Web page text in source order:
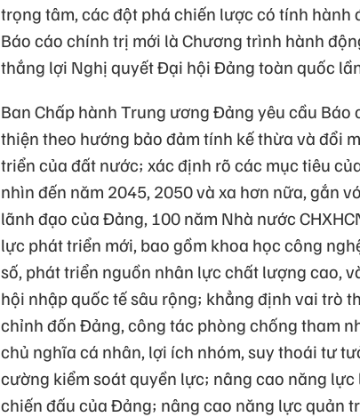
trọng tâm, các đột phá chiến lược có tính hành
Báo cáo chính trị mới là Chương trình hành
thắng lợi Nghị quyết Đại hội Đảng toàn quốc
Ban Chấp hành Trung ương Đảng yêu cầu
thiện theo hướng bảo đảm tính kế thừa và đổi
triển của đất nước; xác định rõ các mục tiêu
nhìn đến năm 2045, 2050 và xa hơn nữa, gắn
lãnh đạo của Đảng, 100 năm Nhà nước
lực phát triển mới, bao gồm khoa học công
số, phát triển nguồn nhân lực chất lượng cao,
hội nhập quốc tế sâu rộng; khẳng định vai trò
chỉnh đốn Đảng, công tác phòng chống tham
chủ nghĩa cá nhân, lợi ích nhóm, suy thoái tư
cường kiểm soát quyền lực; nâng cao năng
chiến đấu của Đảng; nâng cao năng lực quản